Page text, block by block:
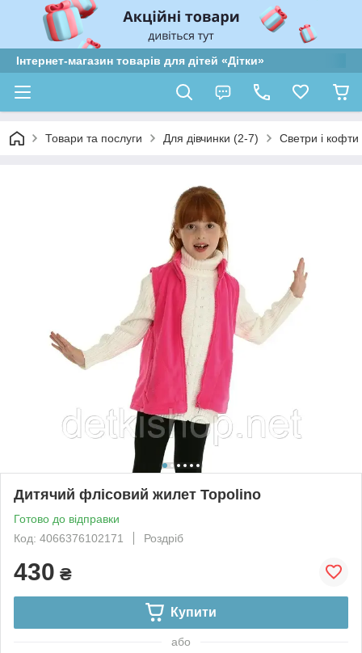
Інтернет-магазин товарів для дітей «Дітки»
Товари та послуги Для дівчинки (2-7) Светри і кофти
Дитячий флісовий жилет Topolino
Готово до відправки
Код: 4066376102171
Роздріб
430 ₴
Купити
або